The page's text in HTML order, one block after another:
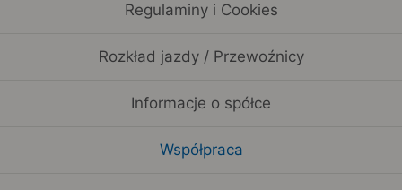
Regulaminy i Cookies
Rozkład jazdy / Przewoźnicy
Informacje o spółce
Współpraca